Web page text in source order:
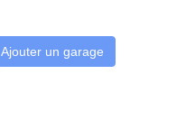
Ajouter un garage